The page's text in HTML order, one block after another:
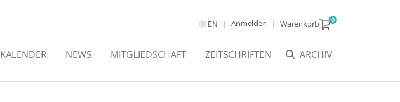
EN Anmelden Warenkorb 0
ARCHIV
KALENDER NEWS MITGLIEDSCHAFT ZEITSCHRIFTEN